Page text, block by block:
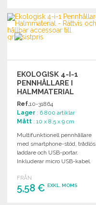
BESTÄLL
Begär offert
EKOLOGISK 4-I-1
PENNHÅLLARE I
HALMMATERIAL
Ref.10-31864
Lager : 6 800 artiklar
Mått : 10 x 8.5 x 9 cm
Multifunktionell pennhållare
med smartphone-stöd, trådlös
laddare och USB-portar.
Inkluderar micro USB-kabel.
FRÅN
5,58 € EXKL. MOMS